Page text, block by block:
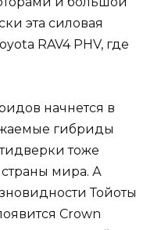
эта силовая
RAV4 PHV, где
начнется в
гибриды
тоже
страны мира. А
Тойоты
Crown